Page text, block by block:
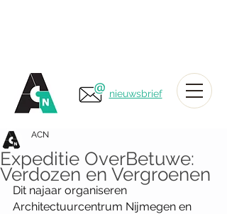
nieuwsbrief
Expeditie OverBetuwe:
Verdozen en Vergroenen
ACN
Dit najaar organiseren
Architectuurcentrum Nijmegen en